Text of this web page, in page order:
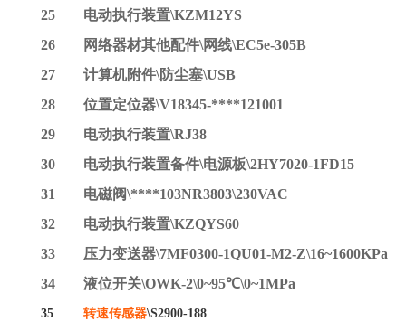
25
电动执行装置\KZM12YS
26
网络器材其他配件\网线\EC5e-305B
27
计算机附件\防尘塞\USB
28
位置定位器\V18345-****121001
29
电动执行装置\RJ38
30
电动执行装置备件\电源板\2HY7020-1FD15
31
电磁阀\****103NR3803\230VAC
32
电动执行装置\KZQYS60
33
压力变送器\7MF0300-1QU01-M2-Z\16~1600KPa
34
液位开关\OWK-2\0~95℃\0~1MPa
35 转速传感器\S2900-188